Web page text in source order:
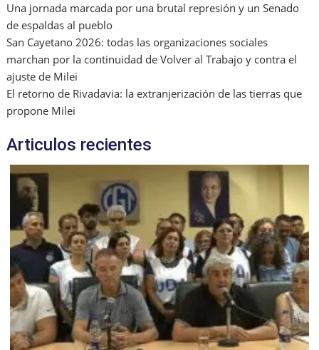
Una jornada marcada por una brutal represión y un Senado
de espaldas al pueblo
San Cayetano 2026: todas las organizaciones sociales
marchan por la continuidad de Volver al Trabajo y contra el
ajuste de Milei
El retorno de Rivadavia: la extranjerización de las tierras que
propone Milei
Articulos recientes